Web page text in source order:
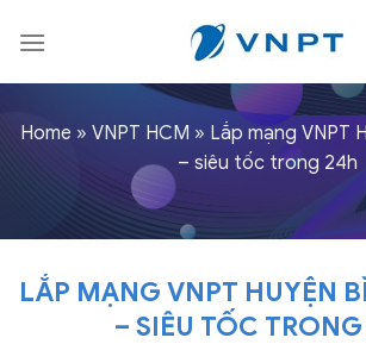
Home » VNPT HCM » Lắp mạng VNPT
– siêu tốc trong 24h
LẮP MẠNG VNPT HUYỆN
– SIÊU TỐC